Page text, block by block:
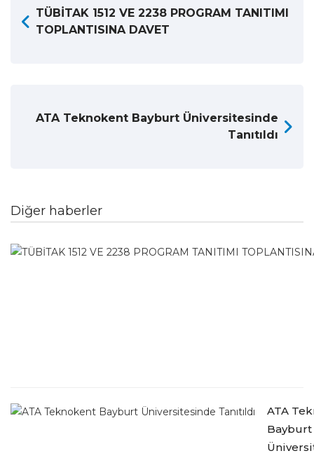
TÜBİTAK 1512 VE 2238 PROGRAM TANITIMI
TOPLANTISINA DAVET
ATA Teknokent Bayburt Üniversitesinde
Tanıtıldı
Diğer haberler
ATA
Bayburt